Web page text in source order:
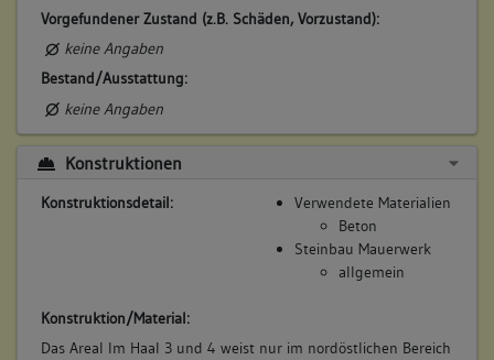
Vorgefundener Zustand (z.B. Schäden, Vorzustand):
keine Angaben
Bestand/Ausstattung:
keine Angaben
Konstruktionen
Konstruktionsdetail:
Verwendete Materialien
Beton
Steinbau Mauerwerk
allgemein
Konstruktion/Material:
Das Areal Im Haal 3 und 4 weist nur im nordöstlichen Bereich